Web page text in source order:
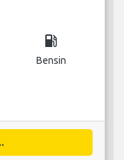
local_gas_station
Bensin